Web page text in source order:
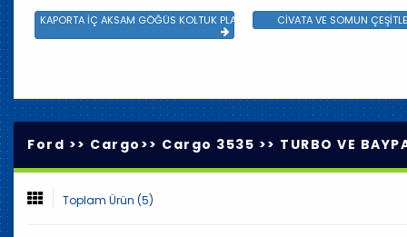
KAPORTA İÇ AKSAM GÖĞÜS KOLTUK PLASTİK VE SAC AKSAM
CİVATA VE SOMUN
Ford >> Cargo >> Cargo 3535 >> TURBO VE
Toplam Ürün (5)